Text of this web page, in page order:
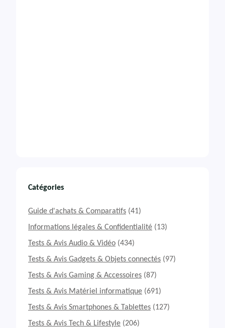
Catégories
Guide d'achats & Comparatifs (41)
Informations légales & Confidentialité (13)
Tests & Avis Audio & Vidéo (434)
Tests & Avis Gadgets & Objets connectés (97)
Tests & Avis Gaming & Accessoires (87)
Tests & Avis Matériel informatique (691)
Tests & Avis Smartphones & Tablettes (127)
Tests & Avis Tech & Lifestyle (206)